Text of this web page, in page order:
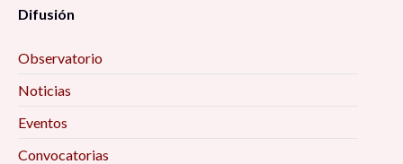
Difusión
Observatorio
Noticias
Eventos
Convocatorias